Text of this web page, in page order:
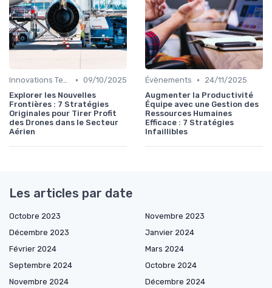
Innovations Technologiques • 09/10/2025
Explorer les Nouvelles
Frontières : 7 Stratégies
Originales pour Tirer Profit
des Drones dans le Secteur
Aérien
Évènements •
24/11/2025
Augmenter la Productivité
Équipe avec une Gestion des
Ressources Humaines
Efficace : 7 Stratégies
Infaillibles
Les articles par date
Octobre 2023
Novembre 2023
Décembre 2023
Janvier 2024
Février 2024
Mars 2024
Septembre 2024
Octobre 2024
Novembre 2024
Décembre 2024